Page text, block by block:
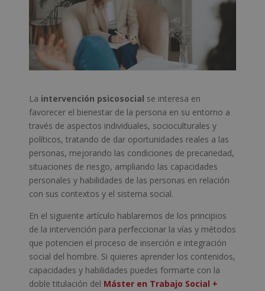
La intervención psicosocial se interesa en
favorecer el bienestar de la persona en su entorno a
través de aspectos individuales, socioculturales y
políticos, tratando de dar oportunidades reales a las
personas, mejorando las condiciones de precariedad,
situaciones de riesgo, ampliando las capacidades
personales y habilidades de las personas en relación
con sus contextos y el sistema social.
En el siguiente artículo hablaremos de los principios
de la intervención para perfeccionar la vías y métodos
que potencien el proceso de inserción e integración
social del hombre. Si quieres aprender los contenidos,
capacidades y habilidades puedes formarte con la
doble titulación del Máster en Trabajo Social +